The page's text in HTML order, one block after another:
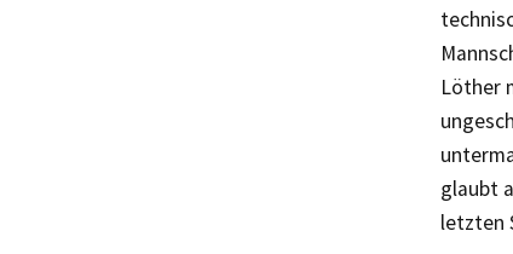
Löther
glaubt
letzten